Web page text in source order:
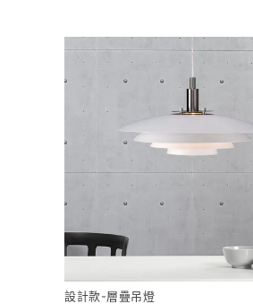
設計款-層疊吊燈